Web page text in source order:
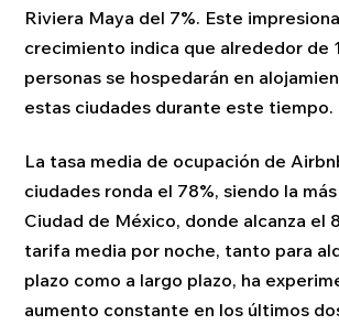
Riviera Maya del 7%. Este
crecimiento indica que alrededor de
personas se hospedarán en
estas ciudades durante este tiempo.
La tasa media de ocupación de
ciudades ronda el 78%, siendo la
Ciudad de México, donde alcanza el
tarifa media por noche, tanto para
plazo como a largo plazo, ha
aumento constante en los últimos